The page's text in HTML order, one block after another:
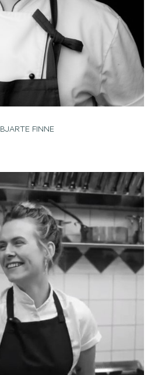
BJARTE FINNE